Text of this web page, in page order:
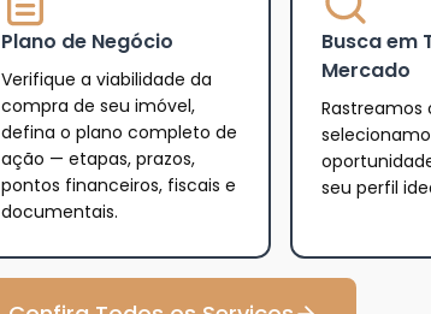
Plano de Negócio
Verifique a viabilidade da
compra de seu imóvel,
defina o plano completo de
ação — etapas, prazos,
pontos financeiros, fiscais e
documentais.
Busca em
Mercado
Rastreamos
seu perfil